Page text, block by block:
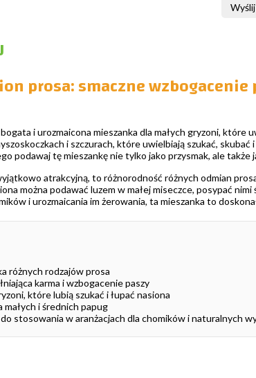
prosa: smaczne
i urozmaicona mieszanka dla małych gryzoni, które
i szczurach, które uwielbiają szukać,
podawaj tę mieszankę nie tylko jako przysmak, ale także
atrakcyjną, to różnorodność różnych odmian
można podawać luzem w małej miseczce, posypać
i urozmaicania im żerowania, ta mieszanka to
różnych rodzajów prosa
karma i wzbogacenie paszy
które lubią szukać i łupać nasiona
i średnich papug
stosowania w aranżacjach dla chomików i naturalnych